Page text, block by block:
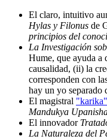
El claro, intuitivo
Hylas y Filonus de
principios del
La Investigación
Hume, que ayuda a
causalidad, (ii) la
corresponden con
hay un yo separado
El magistral
Mandukya
El innovador
La Naturaleza del